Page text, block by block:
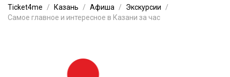
Ticket4me Казань Афиша
Экскурсии
Самое главное и интересное в Казани за час